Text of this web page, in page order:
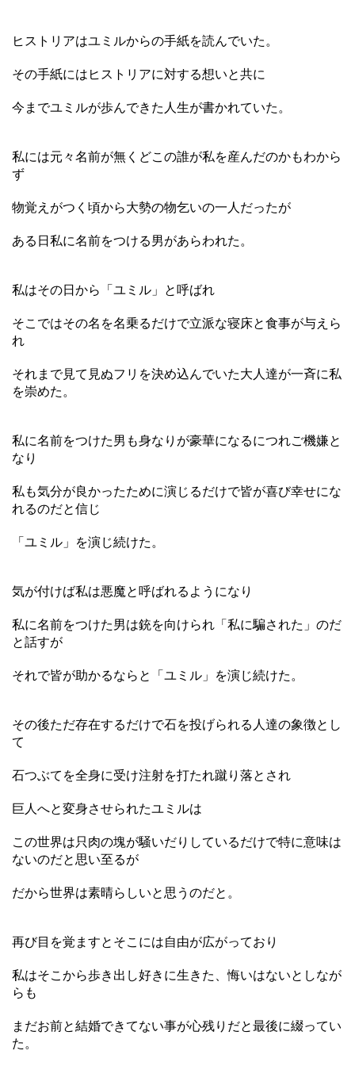
ヒストリアはユミルからの手紙を読んでいた。
その手紙にはヒストリアに対する想いと共に
今までユミルが歩んできた人生が書かれていた。
私には元々名前が無くどこの誰が私を産んだのかもわから
ず
物覚えがつく頃から大勢の物乞いの一人だったが
ある日私に名前をつける男があらわれた。
私はその日から「ユミル」と呼ばれ
そこではその名を名乗るだけで立派な寝床と食事が与えら
れ
それまで見て見ぬフリを決め込んでいた大人達が一斉に私
を崇めた。
私に名前をつけた男も身なりが豪華になるにつれご機嫌と
なり
私も気分が良かったために演じるだけで皆が喜び幸せにな
れるのだと信じ
「ユミル」を演じ続けた。
気が付けば私は悪魔と呼ばれるようになり
私に名前をつけた男は銃を向けられ「私に騙された」のだ
と話すが
それで皆が助かるならと「ユミル」を演じ続けた。
その後ただ存在するだけで石を投げられる人達の象徴とし
て
石つぶてを全身に受け注射を打たれ蹴り落とされ
巨人へと変身させられたユミルは
この世界は只肉の塊が騒いだりしているだけで特に意味は
ないのだと思い至るが
だから世界は素晴らしいと思うのだと。
再び目を覚ますとそこには自由が広がっており
私はそこから歩き出し好きに生きた、悔いはないとしなが
らも
まだお前と結婚できてない事が心残りだと最後に綴ってい
た。